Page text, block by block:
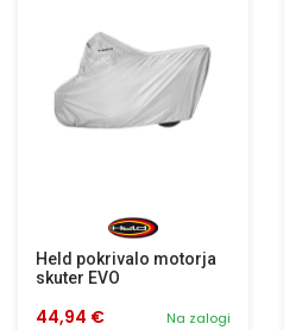
Held pokrivalo motorja
skuter EVO
Na zalogi
44,94 €